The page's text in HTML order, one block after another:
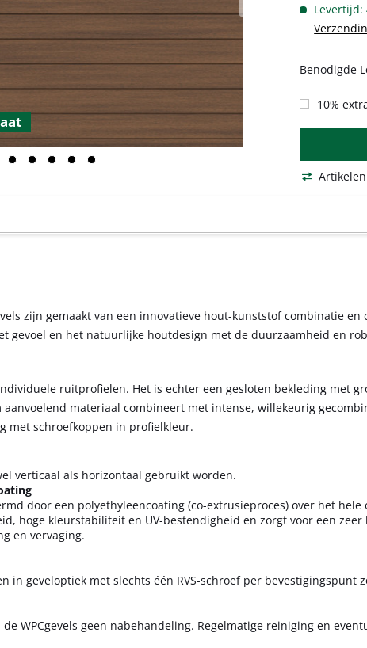
Levertijd:
Benodigde
10%
zijn gemaakt van een innovatieve hout-kunststof combinatie
gevoel en het natuurlijke houtdesign met de duurzaamheid en
ruitprofielen. Het is echter een gesloten bekleding met
materiaal combineert met intense, willekeurig
met schroefkoppen in profielkleur.
verticaal als horizontaal gebruikt worden.
door een polyethyleencoating (co-extrusieproces) over het hele
hoge kleurstabiliteit en UV-bestendigheid en zorgt voor een zeer
en vervaging.
in geveloptiek met slechts één RVS-schroef per bevestigingspunt
WPC­gevels geen nabehandeling. Regelmatige reiniging en